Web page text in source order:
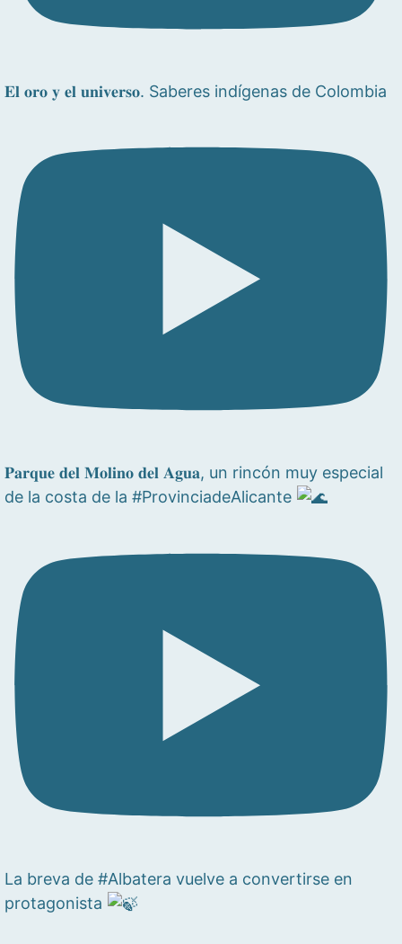
𝐄𝐥 𝐨𝐫𝐨 𝐲 𝐞𝐥 𝐮𝐧𝐢𝐯𝐞𝐫𝐬𝐨. Saberes indígenas de Colombia
𝐏𝐚𝐫𝐪𝐮𝐞 𝐝𝐞𝐥 𝐌𝐨𝐥𝐢𝐧𝐨 𝐝𝐞𝐥 𝐀𝐠𝐮𝐚, un rincón muy especial
de la costa de la #ProvinciadeAlicante
La breva de #Albatera vuelve a convertirse en
protagonista